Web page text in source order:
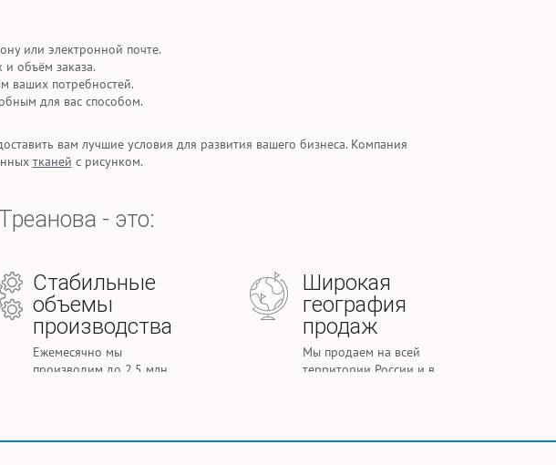
или электронной почте.
и объём заказа.
ваших потребностей.
для вас способом.
вам лучшие условия для развития вашего бизнеса. Компания
тканей с рисунком.
Треанова - это:
Стабильные
объемы
производства
Ежемесячно мы
производим до 2,5 млн.
Широкая
география
продаж
Мы продаем на всей
территории России и в